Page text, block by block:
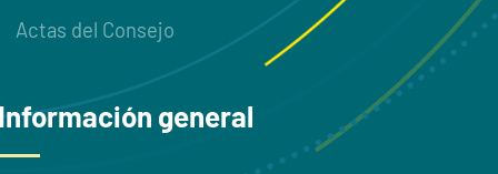
Actas del Consejo
general